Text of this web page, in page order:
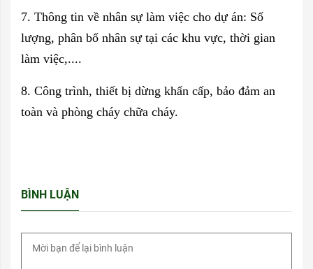
7. Thông tin về nhân sự làm việc cho dự án: Số
lượng, phân bố nhân sự tại các khu vực, thời gian
làm việc,....
8. Công trình, thiết bị dừng khẩn cấp, bảo đảm an
toàn và phòng cháy chữa cháy.
BÌNH LUẬN